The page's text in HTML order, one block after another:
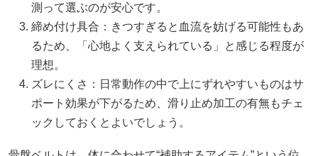
測って選ぶのが安心です。
締め付け具合：きつすぎると血流を妨げる可能性もあ
るため、「心地よく支えられている」と感じる程度が
理想。
ズレにくさ：日常動作の中で上にずれやすいものはサ
ポート効果が下がるため、滑り止め加工の有無もチェ
ックしておくとよいでしょう。